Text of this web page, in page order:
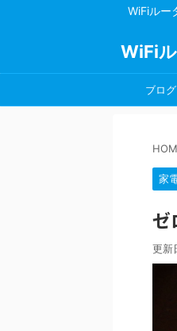
WiFiルー
WiFi
ブロ
家
ゼ
更新